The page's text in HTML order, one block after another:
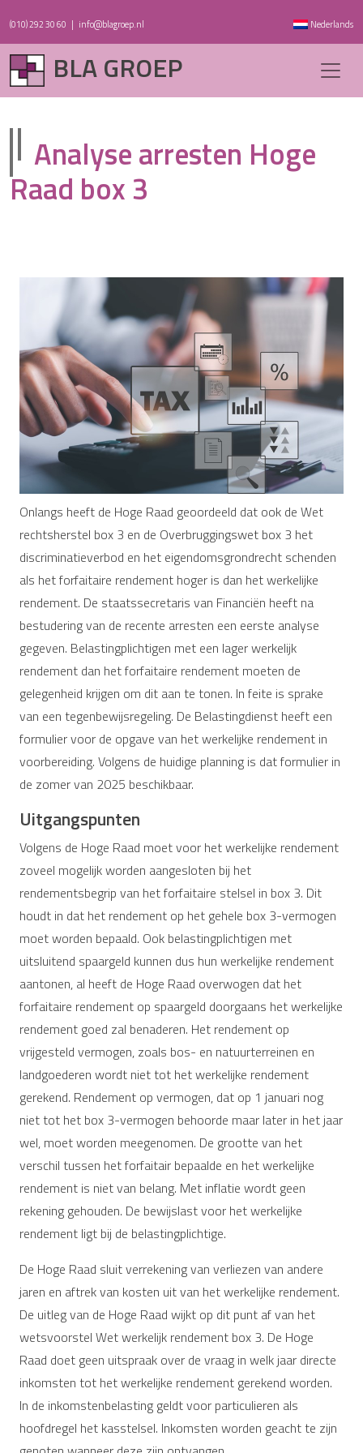
(010) 292 30 60 | info@blagroep.nl Nederlands
BLA GROEP
Analyse arresten Hoge
Raad box 3
Onlangs heeft de Hoge Raad geoordeeld dat ook de Wet
rechtsherstel box 3 en de Overbruggingswet box 3 het
discriminatieverbod en het eigendomsgrondrecht schenden
als het forfaitaire rendement hoger is dan het werkelijke
rendement. De staatssecretaris van Financiën heeft na
bestudering van de recente arresten een eerste analyse
gegeven. Belastingplichtigen met een lager werkelijk
rendement dan het forfaitaire rendement moeten de
gelegenheid krijgen om dit aan te tonen. In feite is sprake
van een tegenbewijsregeling. De Belastingdienst heeft een
formulier voor de opgave van het werkelijke rendement in
voorbereiding. Volgens de huidige planning is dat formulier in
de zomer van 2025 beschikbaar.
Uitgangspunten
Volgens de Hoge Raad moet voor het werkelijke rendement
zoveel mogelijk worden aangesloten bij het
rendementsbegrip van het forfaitaire stelsel in box 3. Dit
houdt in dat het rendement op het gehele box 3-vermogen
moet worden bepaald. Ook belastingplichtigen met
uitsluitend spaargeld kunnen dus hun werkelijke rendement
aantonen, al heeft de Hoge Raad overwogen dat het
forfaitaire rendement op spaargeld doorgaans het werkelijke
rendement goed zal benaderen. Het rendement op
vrijgesteld vermogen, zoals bos- en natuurterreinen en
landgoederen wordt niet tot het werkelijke rendement
gerekend. Rendement op vermogen, dat op 1 januari nog
niet tot het box 3-vermogen behoorde maar later in het jaar
wel, moet worden meegenomen. De grootte van het
verschil tussen het forfaitair bepaalde en het werkelijke
rendement is niet van belang. Met inflatie wordt geen
rekening gehouden. De bewijslast voor het werkelijke
rendement ligt bij de belastingplichtige.
De Hoge Raad sluit verrekening van verliezen van andere
jaren en aftrek van kosten uit van het werkelijke rendement.
De uitleg van de Hoge Raad wijkt op dit punt af van het
wetsvoorstel Wet werkelijk rendement box 3. De Hoge
Raad doet geen uitspraak over de vraag in welk jaar directe
inkomsten tot het werkelijke rendement gerekend worden.
In de inkomstenbelasting geldt voor particulieren als
hoofdregel het kasstelsel. Inkomsten worden geacht te zijn